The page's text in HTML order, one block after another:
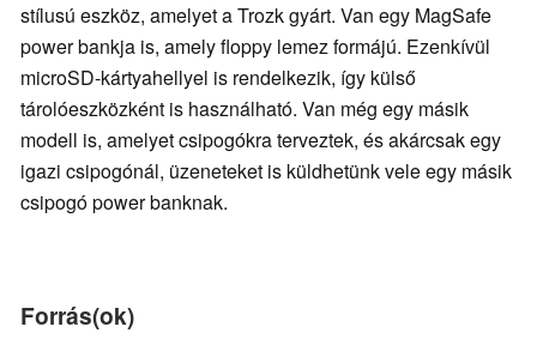
stílusú eszköz, amelyet a Trozk gyárt. Van egy MagSafe
power bankja is, amely floppy lemez formájú. Ezenkívül
microSD-kártyahellyel is rendelkezik, így külső
tárolóeszközként is használható. Van még egy másik
modell is, amelyet csipogókra terveztek, és akárcsak egy
igazi csipogónál, üzeneteket is küldhetünk vele egy másik
csipogó power banknak.
Forrás(ok)